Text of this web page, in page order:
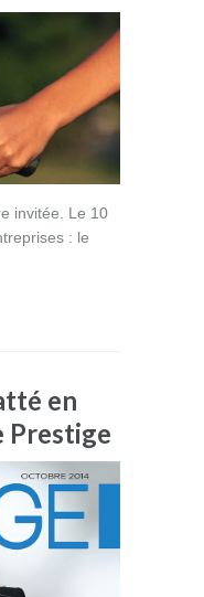
invitée. Le 10
: le
en
Prestige